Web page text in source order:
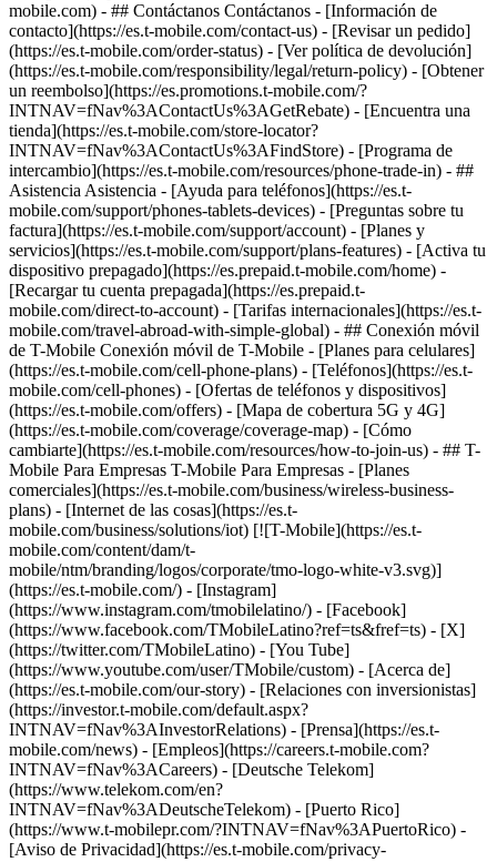
- ## Contáctanos Contáctanos - [Información de
contacto](https://es.t-mobile.com/contact-us) - [Revisar un pedido]
(https://es.t-mobile.com/order-status) - [Ver política de devolución]
(https://es.t-mobile.com/responsibility/legal/return-policy) - [Obtener
un reembolso](https://es.promotions.t-mobile.com/?
INTNAV=fNav%3AContactUs%3AGetRebate) - [Encuentra una
tienda](https://es.t-mobile.com/store-locator?
INTNAV=fNav%3AContactUs%3AFindStore) - [Programa de
intercambio](https://es.t-mobile.com/resources/phone-trade-in) - ##
Asistencia Asistencia - [Ayuda para teléfonos](https://es.t-
mobile.com/support/phones-tablets-devices) - [Preguntas sobre tu
factura](https://es.t-mobile.com/support/account) - [Planes y
servicios](https://es.t-mobile.com/support/plans-features) - [Activa tu
dispositivo prepagado](https://es.prepaid.t-mobile.com/home) -
[Recargar tu cuenta prepagada](https://es.prepaid.t-
mobile.com/direct-to-account) - [Tarifas internacionales](https://es.t-
mobile.com/travel-abroad-with-simple-global) - ## Conexión móvil
de T-Mobile Conexión móvil de T-Mobile - [Planes para celulares]
(https://es.t-mobile.com/cell-phone-plans) - [Teléfonos](https://es.t-
mobile.com/cell-phones) - [Ofertas de teléfonos y dispositivos]
(https://es.t-mobile.com/offers) - [Mapa de cobertura 5G y 4G]
(https://es.t-mobile.com/coverage/coverage-map) - [Cómo
cambiarte](https://es.t-mobile.com/resources/how-to-join-us) - ## T-
Mobile Para Empresas T-Mobile Para Empresas - [Planes
comerciales](https://es.t-mobile.com/business/wireless-business-
plans) - [Internet de las cosas](https://es.t-
mobile.com/business/solutions/iot) [![T-Mobile](https://es.t-
mobile.com/content/dam/t-
mobile/ntm/branding/logos/corporate/tmo-logo-white-v3.svg)]
(https://es.t-mobile.com/) - [Instagram]
(https://www.instagram.com/tmobilelatino/) - [Facebook]
(https://www.facebook.com/TMobileLatino?ref=ts&fref=ts) - [X]
(https://twitter.com/TMobileLatino) - [You Tube]
(https://www.youtube.com/user/TMobile/custom) - [Acerca de]
(https://es.t-mobile.com/our-story) - [Relaciones con inversionistas]
(https://investor.t-mobile.com/default.aspx?
INTNAV=fNav%3AInvestorRelations) - [Prensa](https://es.t-
mobile.com/news) - [Empleos](https://careers.t-mobile.com?
INTNAV=fNav%3ACareers) - [Deutsche Telekom]
(https://www.telekom.com/en?
INTNAV=fNav%3ADeutscheTelekom) - [Puerto Rico]
(https://www.t-mobilepr.com/?INTNAV=fNav%3APuertoRico) -
[Aviso de Privacidad](https://es.t-mobile.com/privacy-